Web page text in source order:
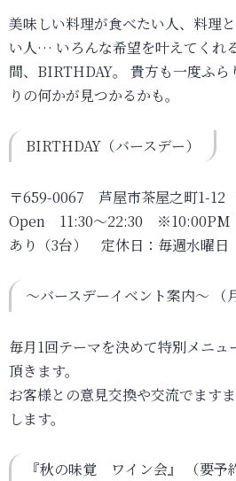
美味しい料理が食べたい人、料理
い人… いろんな希望を叶えてくれ
間、BIRTHDAY。 貴方も一度ふ
りの何かが見つかるかも。
BIRTHDAY（バースデー）
〒659-0067 芦屋市茶屋之町1-
Open 11:30～22:30 ※10:00PM
あり（3台） 定休日：毎週水曜日
～バースデーイベント案内～ （
毎月1回テーマを決めて特別メニ
頂きます。
お客様との意見交換や交流でます
します。
『秋の味覚 ワイン会』 （要予